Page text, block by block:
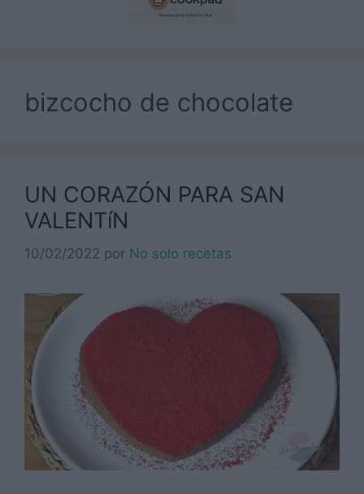
bizcocho de chocolate
UN CORAZÓN PARA SAN
VALENTíN
10/02/2022 por No solo recetas